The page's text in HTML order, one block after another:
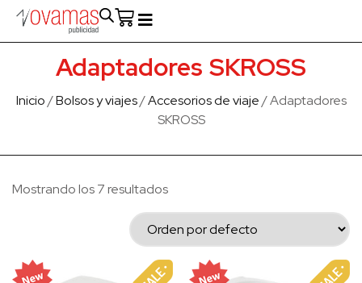
Adaptadores SKROSS
Inicio/Bolsos y viajes/Accesorios de viaje/ Adaptadores
SKROSS
Mostrando los 7 resultados